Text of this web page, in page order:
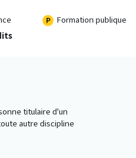
Formation publique
titulaire d'un
autre discipline